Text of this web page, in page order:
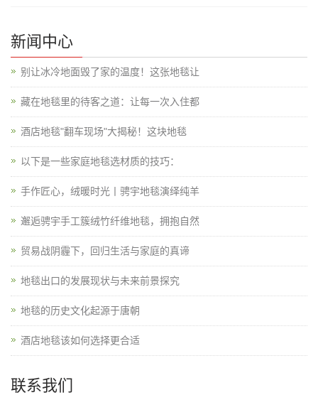
新闻中心
别让冰冷地面毁了家的温度！这张地毯让
藏在地毯里的待客之道：让每一次入住都
酒店地毯"翻车现场"大揭秘！这块地毯
以下是一些家庭地毯选材质的技巧：
手作匠心，绒暖时光丨骋宇地毯演绎纯羊
邂逅骋宇手工簇绒竹纤维地毯，拥抱自然
贸易战阴霾下，回归生活与家庭的真谛
地毯出口的发展现状与未来前景探究
地毯的历史文化起源于唐朝
酒店地毯该如何选择更合适
联系我们